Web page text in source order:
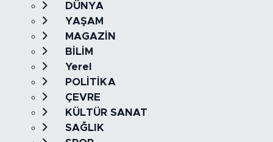
DÜNYA
YAŞAM
MAGAZİN
BİLİM
Yerel
POLİTİKA
ÇEVRE
KÜLTÜR SANAT
SAĞLIK